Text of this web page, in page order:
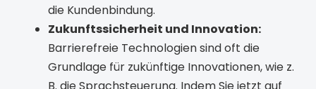
die Kundenbindung.
Zukunftssicherheit und Innovation:
Barrierefreie Technologien sind oft die
Grundlage für zukünftige Innovationen, wie z.
B. die Sprachsteuerung. Indem Sie jetzt auf